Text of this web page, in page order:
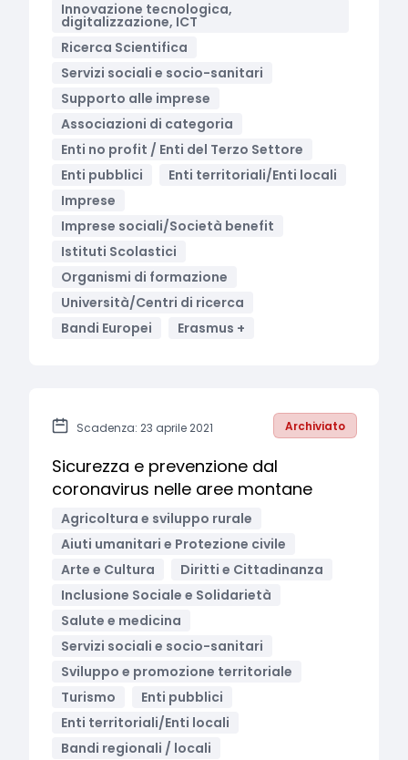
Innovazione tecnologica,
digitalizzazione, ICT
Ricerca Scientifica
Servizi sociali e socio-sanitari
Supporto alle imprese
Associazioni di categoria
Enti no profit / Enti del Terzo Settore
Enti pubblici
Enti territoriali/Enti locali
Imprese
Imprese sociali/Società benefit
Istituti Scolastici
Organismi di formazione
Università/Centri di ricerca
Bandi Europei
Erasmus +
Scadenza: 23 aprile 2021 Archiviato
Sicurezza e prevenzione dal
coronavirus nelle aree montane
Agricoltura e sviluppo rurale
Aiuti umanitari e Protezione civile
Arte e Cultura
Diritti e Cittadinanza
Inclusione Sociale e Solidarietà
Salute e medicina
Servizi sociali e socio-sanitari
Sviluppo e promozione territoriale
Turismo
Enti pubblici
Enti territoriali/Enti locali
Bandi regionali / locali